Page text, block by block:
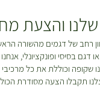
והצעת
רחב של דגמים מהשורה
דגם בסיסי ופונקציונלי,
שקופה וכוללת את כל
תקבלו הצעה מסודרת